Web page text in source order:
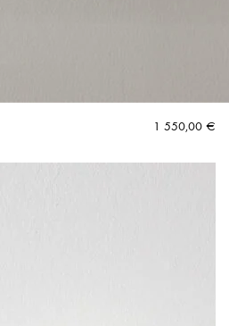
1 550,00 €